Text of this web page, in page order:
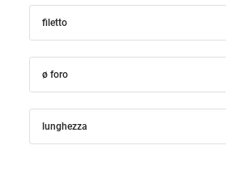
filetto
ø foro
lunghezza